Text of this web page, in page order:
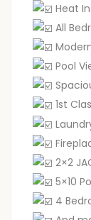
Heat
All
Pool
1st
2×2
5×10
4